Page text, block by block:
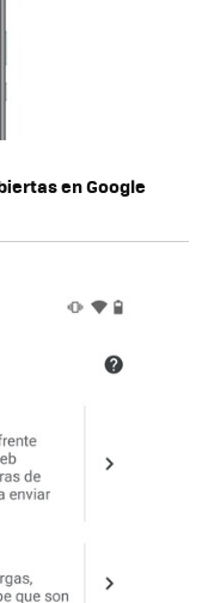
en Google